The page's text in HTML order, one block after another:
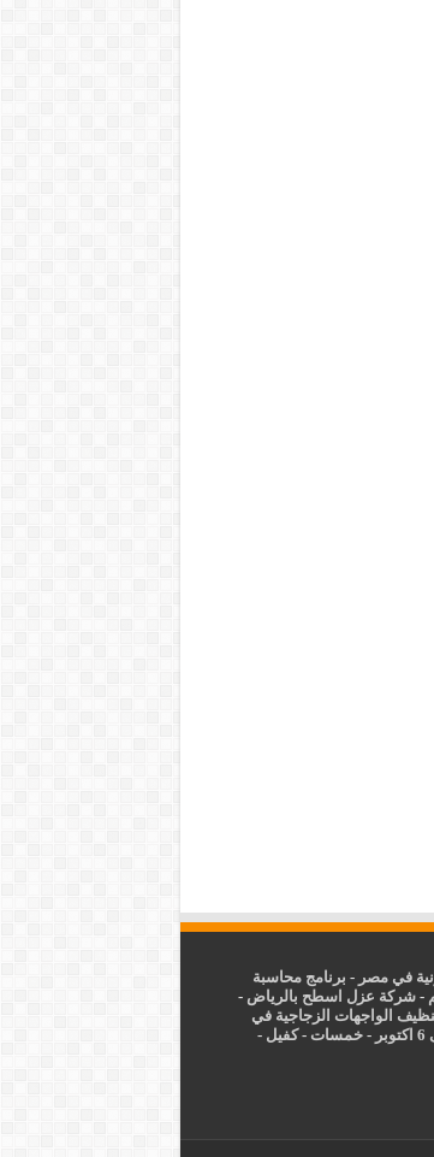
في مصر - برنامج محاسبة
-شركة عزل اسطح بالرياض -
الواجهات الزجاجية في
-خمسات -كفيل -